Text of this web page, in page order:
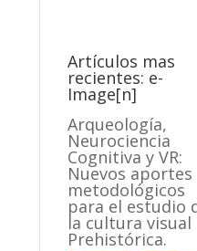
Artículos mas
recientes: e-
Image[n]
Arqueología,
Neurociencia
Cognitiva y VR:
Nuevos aportes
metodológicos
para el estudio
la cultura visual
Prehistórica.